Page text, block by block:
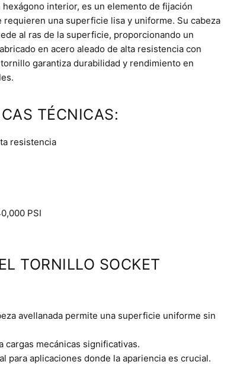
interior, es un elemento de fijación
requieren una superficie lisa y uniforme. Su cabeza
al ras de la superficie, proporcionando un
en acero aleado de alta resistencia con
garantiza durabilidad y rendimiento en
TÉCNICAS:
resistencia
PSI
TORNILLO SOCKET
avellanada permite una superficie uniforme sin
cargas mecánicas significativas.
para aplicaciones donde la apariencia es crucial.